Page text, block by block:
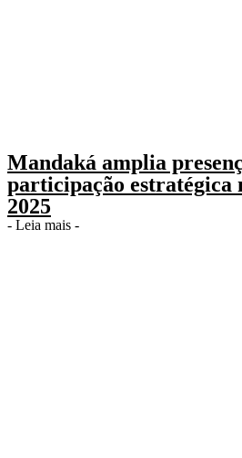
Mandaká amplia
participação estratégica
2025
- Leia mais -